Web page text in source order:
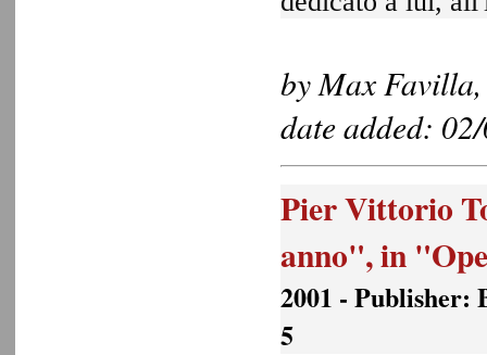
by Max
date added:
Pier Vittorio
anno", in
2001 - Publisher:
5